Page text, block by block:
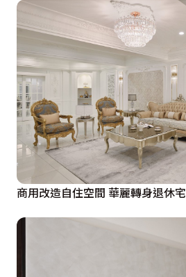
商用改造自住空間 華麗轉身退休宅